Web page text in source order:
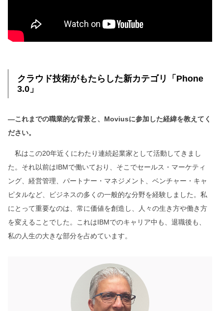
クラウド技術がもたらした新カテゴリ「Phone
3.0」
―これまでの職業的な背景と、Moviusに参加した経緯を教えてく
ださい。
私はこの20年近くにわたり連続起業家として活動してきまし
た。それ以前はIBMで働いており、そこでセールス・マーケティ
ング、経営管理、パートナー・マネジメント、ベンチャー・キャ
ピタルなど、ビジネスの多くの一般的な分野を経験しました。私
にとって重要なのは、常に価値を創造し、人々の生き方や働き方
を変えることでした。これはIBMでのキャリア中も、退職後も、
私の人生の大きな部分を占めています。